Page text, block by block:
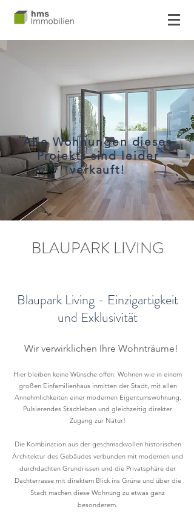
Alle Wohnungen dieses
Projekts sind leider
verkauft!
BLAUPARK LIVING
Blaupark Living - Einzigartigkeit
und Exklusivität
Wir verwirklichen Ihre Wohnträume!
Hier bleiben keine Wünsche offen: Wohnen wie in einem
großen Einfamilienhaus inmitten der Stadt, mit allen
Annehmlichkeiten einer modernen Eigentumswohnung.
Pulsierendes Stadtleben und gleichzeitig direkter
Zugang zur Natur!
Die Kombination aus der geschmackvollen historischen
Architektur des Gebäudes verbunden mit modernen und
durchdachten Grundrissen und die Privatsphäre der
Dachterrasse mit direktem Blick ins Grüne und über die
Stadt machen diese Wohnung zu etwas ganz
besonderem.